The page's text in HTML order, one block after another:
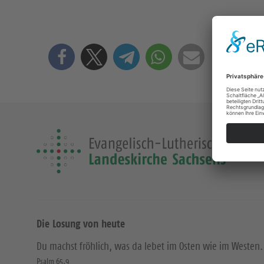
Die Losung von heute
Du machst fröhlich, was da lebet im Osten wie im Westen.
Psalm 65,9